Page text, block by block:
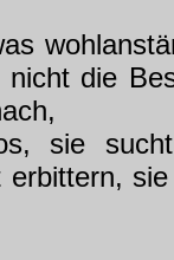
die
sie